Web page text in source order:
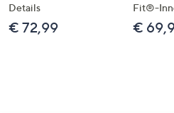
Details
€ 72,99
Fit®-
€